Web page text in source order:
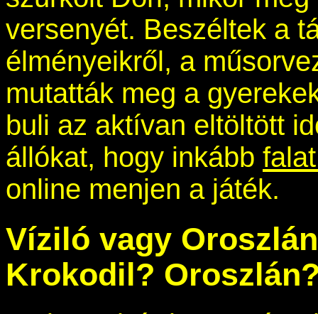
versenyét. Beszéltek a
élményeikről, a
mutatták meg a
buli az aktívan eltöltött
állókat, hogy inkább
online menjen a játék.
Víziló vagy
Krokodil?